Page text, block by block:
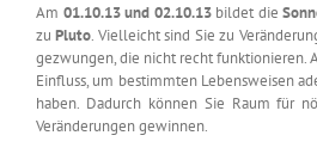
Am 01.10.13 und 02.10.13 bildet die
zuPluto. Vielleicht sind Sie zu
gezwungen, die nicht recht funktionieren.
Einfluss, um bestimmten Lebensweisen
haben. Dadurch können Sie Raum für
Veränderungen gewinnen.